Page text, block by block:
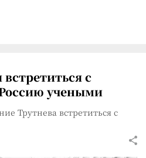
с
учеными
Трутнева встретиться с